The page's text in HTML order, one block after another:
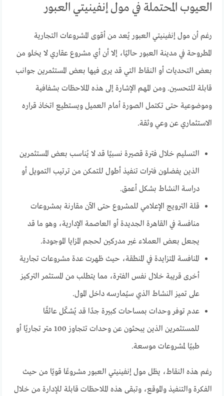
العيوب المحتملة في مول إنفينيتي العبور
رغم أن مول إنفينيتي العبور يُعد من أقوى المشروعات التجارية
المطروحة في مدينة العبور حاليًا، إلا أن أي مشروع عقاري لا يخلو من
بعض التحديات أو النقاط التي قد يرى فيها بعض المستثمرين جوانب
قابلة للتحسين. ومن المهم الإشارة إلى هذه الملاحظات بشفافية
وموضوعية حتى تكتمل الصورة أمام العميل ويستطيع اتخاذ قراره
الاستثماري عن وعي وثقة.
التسليم خلال فترة قصيرة نسبيًا قد لا يُناسب بعض المستثمرين
الذين يفضلون فترات تنفيذ أطول للتمكن من ترتيب التمويل أو
دراسة النشاط بشكل أعمق.
قلة الترويج الإعلامي للمشروع حتى الآن مقارنة بمشروعات
منافسة في القاهرة الجديدة أو العاصمة الإدارية، وهو ما قد
يجعل بعض العملاء غير مدركين لحجم المزايا الموجودة.
المنافسة المتزايدة في المنطقة، حيث ظهرت عدة مشروعات تجارية
أخرى قريبة خلال نفس الفترة، مما يتطلب من المستثمر التركيز
على تميز النشاط الذي سيُمارسه داخل المول.
عدم توفر وحدات بمساحات كبيرة جدًا قد يُشكّل عائقًا
للمستثمرين الذين يبحثون عن وحدات تتجاوز 100 متر تجاريًا أو
طبيًا لمشروعات موسعة.
رغم هذه النقاط، يظل مول إنفينيتي العبور مشروعًا قويًا من حيث
الفكرة والتنفيذ والموقع، وتبقى هذه الملاحظات قابلة للإدارة من خلال